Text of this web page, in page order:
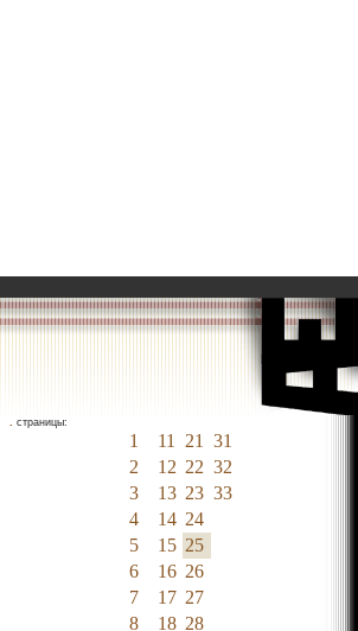
. страницы:
1 11 21
31
2
12 22 32
3
13 23 33
4
14 24
5
15 25
6
16 26
7
17 27
8
18 28